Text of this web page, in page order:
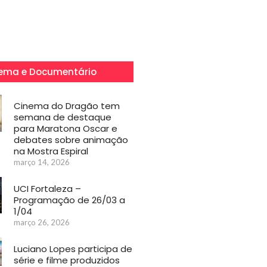
e Documentário
Cinema do Dragão tem
semana de destaque
para Maratona Oscar e
debates sobre animação
na Mostra Espiral
março 14, 2026
UCI Fortaleza –
Programação de 26/03 a
1/04
março 26, 2026
Luciano Lopes participa de
série e filme produzidos